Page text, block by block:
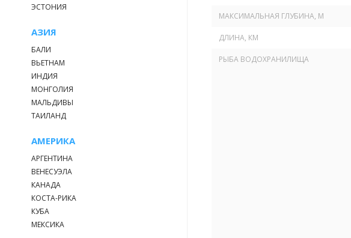
ЭСТОНИЯ
АЗИЯ
БАЛИ
ВЬЕТНАМ
ИНДИЯ
МОНГОЛИЯ
МАЛЬДИВЫ
ТАИЛАНД
АМЕРИКА
АРГЕНТИНА
ВЕНЕСУЭЛА
КАНАДА
КОСТА-РИКА
КУБА
МЕКСИКА
МАКСИМАЛЬНАЯ ГЛУБИНА, М
ДЛИНА, КМ
РЫБА ВОДОХРАНИЛИЩА